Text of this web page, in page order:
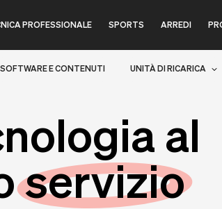
PROFESSIONALE SPORTS ARREDI
SOFTWARE E CONTENUTI UNITÀ DI RICARICA
al
servizio